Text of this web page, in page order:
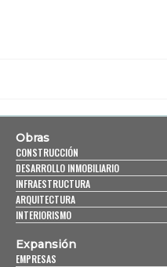
Obras
CONSTRUCCIÓN
DESARROLLO INMOBILIARIO
INFRAESTRUCTURA
ARQUITECTURA
INTERIORISMO
Expansión
EMPRESAS